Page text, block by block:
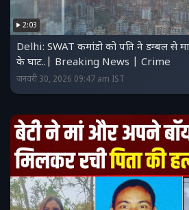
2:03
Delhi: SWAT कमांडो को पति ने डम्बल से
के घाट..| Breaking News | Crime
जनवरी 30, 2026 09:47 am IST